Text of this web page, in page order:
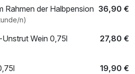
Rahmen der Halbpension 36,90 €
(1 Stunde/n)
Wein 0,75l 27,80 €
19,90 €